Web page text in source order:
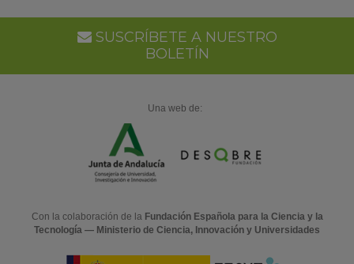
SUSCRÍBETE A NUESTRO
BOLETÍN
Una web de:
Con la colaboración de la Fundación Española para la Ciencia y la
Tecnología — Ministerio de Ciencia, Innovación y Universidades